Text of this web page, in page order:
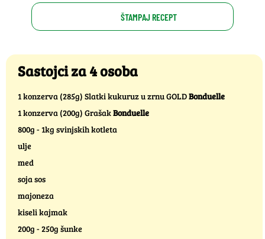
ŠTAMPAJ RECEPT
Sastojci za 4 osoba
1 konzerva (285g) Slatki kukuruz u zrnu GOLDBonduelle
1 konzerva (200g) GrašakBonduelle
800g - 1kg svinjskih kotleta
ulje
med
soja sos
majoneza
kiseli kajmak
200g - 250g šunke